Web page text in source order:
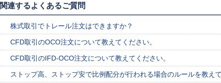
関連するよくあるご質問
株式取引でトレール注文はできますか？
CFD取引のOCO注文について教えてください。
CFD取引のIFD-OCO注文について教えてください。
ストップ高、ストップ安で比例配分が行われる場合のルールを教えて